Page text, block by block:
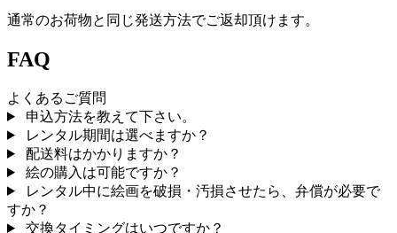
通常のお荷物と同じ発送方法でご返却頂けます。
FAQ
よくあるご質問
申込方法を教えて下さい。
レンタル期間は選べますか？
配送料はかかりますか？
絵の購入は可能ですか？
レンタル中に絵画を破損・汚損させたら、弁償が必要で
すか？
交換タイミングはいつですか？